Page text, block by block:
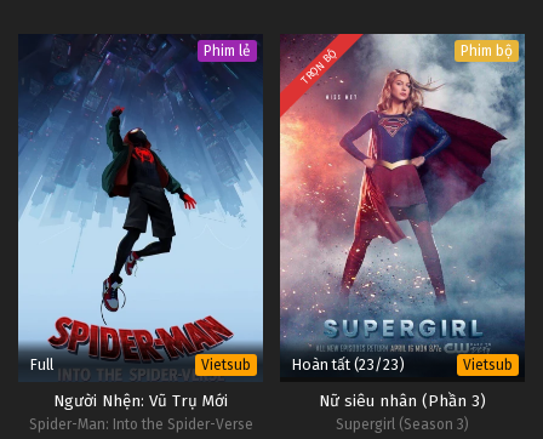
Phim lẻ
Full Vietsub
Người Nhện: Vũ Trụ Mới
Spider-Man: Into the Spider-Verse
TRỌN BỘ Phim bộ
Hoàn tất (23/23) Vietsub
Nữ siêu nhân (Phần 3)
Supergirl (Season 3)